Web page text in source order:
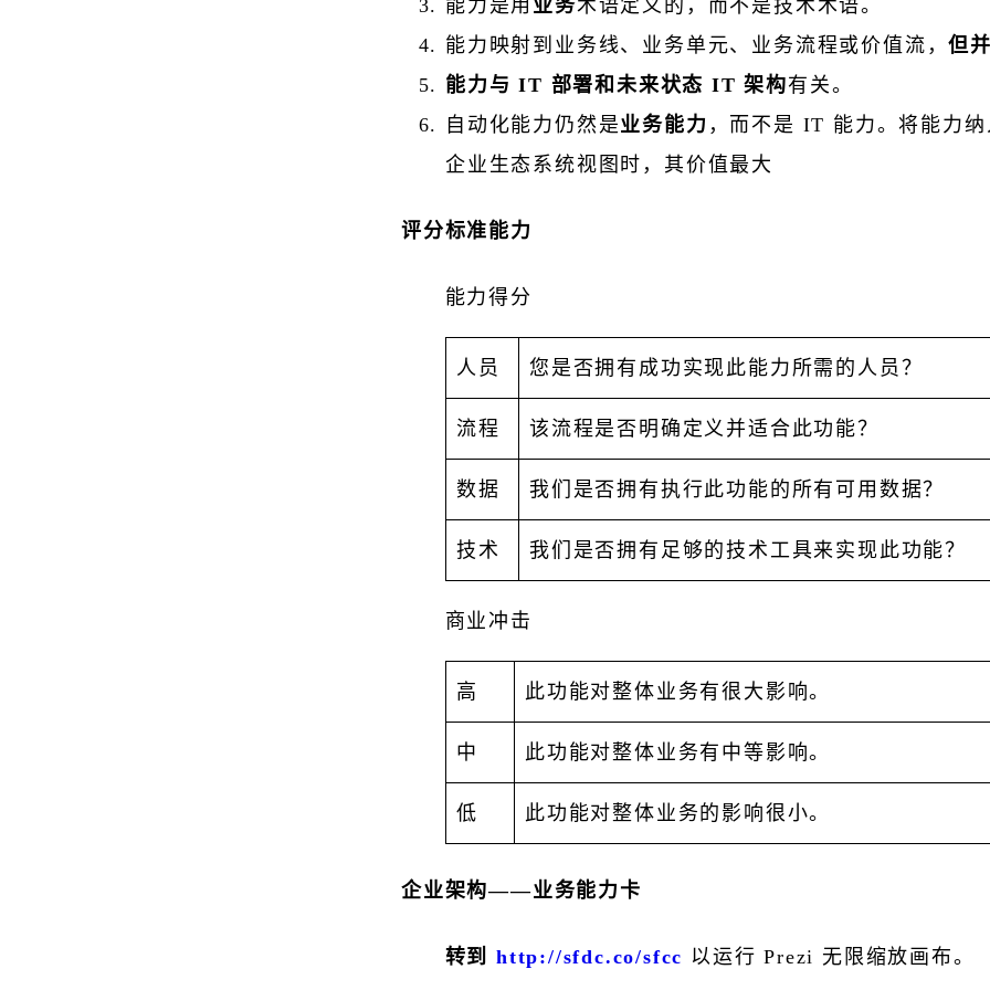
能力是用 业务术语定义的，而不是技术术语。
能力映射到业务线、业务单元、业务流程或价值流，但
能力与 IT 部署和未来状态 IT 架构有关。
自动化能力仍然是业务能力 ，而不是 IT 能力。将能力纳
企业生态系统视图时，其价值最大
评分标准能力
能力得分
人员 您是否拥有成功实现此能力所需的人员？
流程 该流程是否明确定义并适合此功能？
数据 我们是否拥有执行此功能的所有可用数据？
技术 我们是否拥有足够的技术工具来实现此功能？
商业冲击
高 此功能对整体业务有很大影响。
中 此功能对整体业务有中等影响。
低 此功能对整体业务的影响很小。
企业架构——业务能力卡
转到 http://sfdc.co/sfcc 以运行 Prezi 无限缩放画布。